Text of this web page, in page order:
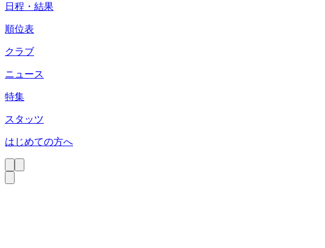
日程・結果
順位表
クラブ
ニュース
特集
スタッツ
はじめての方へ